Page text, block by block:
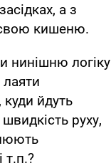
а з
свою кишеню.
нинішню логіку
йдуть
руху,
т.п.?